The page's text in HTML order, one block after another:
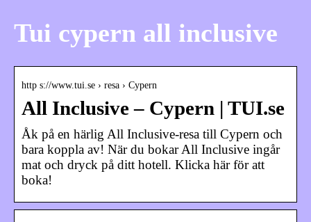
Tui cypern all inclusive
http s://www.tui.se › resa › Cypern
All Inclusive – Cypern | TUI.se
Åk på en härlig All Inclusive-resa till Cypern och
bara koppla av! När du bokar All Inclusive ingår
mat och dryck på ditt hotell. Klicka här för att
boka!